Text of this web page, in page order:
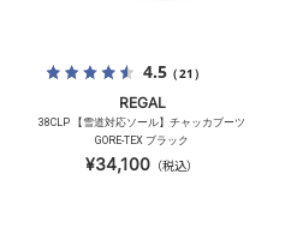
4.5（21）
REGAL
38CLP 【雪道対応ソール】チャッカブーツ
GORE-TEX ブラック
¥34,100 （税込）